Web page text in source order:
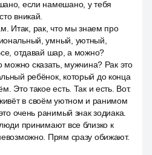
если намешано, у тебя
вникай.
Итак, рак, что мы знаем про
умный, уютный,
отдавай шар, а можно?
сказать, мужчина? Рак это
ребёнок, который до конца
Это такое есть. Так и есть. Вот.
в своём уютном и ранимом
очень ранимый знак зодиака.
принимают все близко к
Прям сразу обижают.